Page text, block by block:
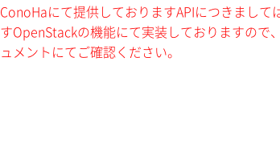
ConoHaにて提供しておりますAPIにつきまし
すOpenStackの機能にて実装しておりますので
ュメントにてご確認ください。